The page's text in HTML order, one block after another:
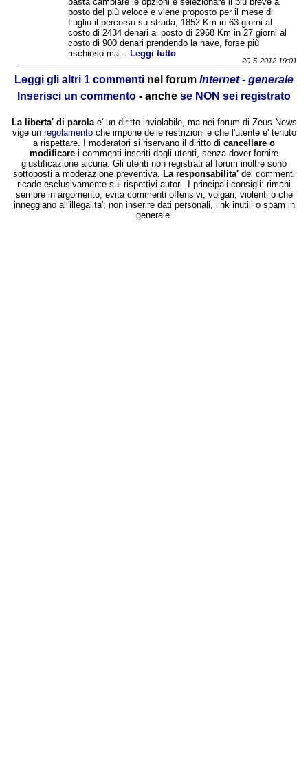
posto del più veloce e viene proposto per il mese di
Luglio il percorso su strada, 1852 Km in 63 giorni al
costo di 2434 denari al posto di 2968 Km in 27 giorni al
costo di 900 denari prendendo la nave, forse più
rischioso ma...
Leggi tutto
20-5-2012 19:01
Leggi gli altri 1 commenti nel forum Internet - generale
Inserisci un commento - anche se NON sei registrato
La liberta' di parolae' un diritto inviolabile, ma nei forum di Zeus News
vige un regolamentoche impone delle restrizioni e che l'utente e' tenuto
a rispettare. I moderatori si riservano il diritto di cancellare o
modificare i commenti inseriti dagli utenti, senza dover fornire
giustificazione alcuna. Gli utenti non registrati al forum inoltre sono
sottoposti a moderazione preventiva.
La responsabilita' dei commenti
ricade esclusivamente sui rispettivi autori. I principali consigli: rimani
sempre in argomento; evita commenti offensivi, volgari, violenti o che
inneggiano all'illegalita'; non inserire dati personali, link inutili o spam in
generale.